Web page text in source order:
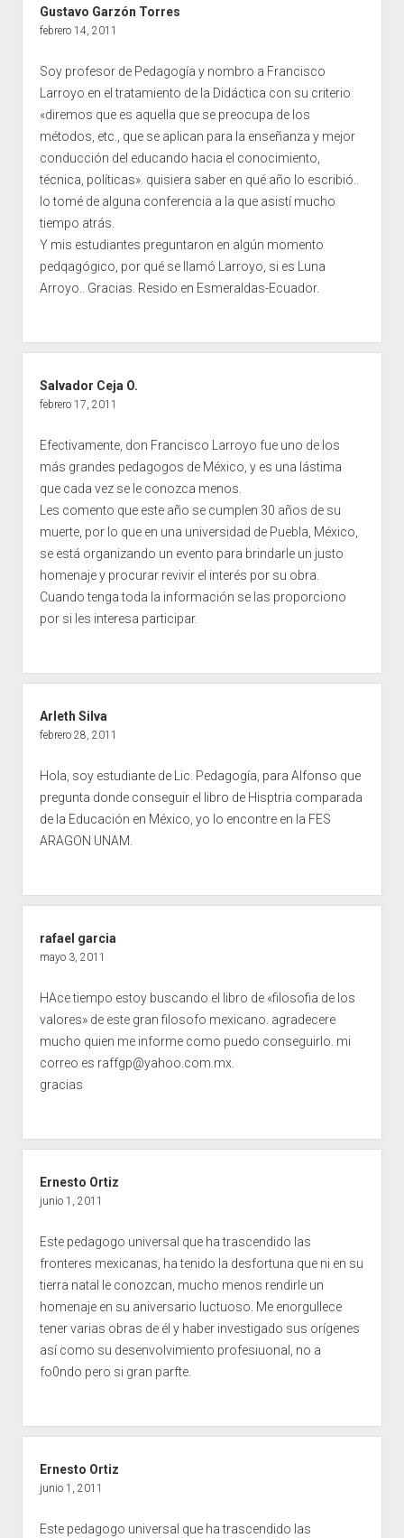
Gustavo Garzón Torres
febrero 14, 2011
Soy profesor de Pedagogía y nombro a Francisco
Larroyo en el tratamiento de la Didáctica con su criterio
«diremos que es aquella que se preocupa de los
métodos, etc., que se aplican para la enseñanza y mejor
conducción del educando hacia el conocimiento,
técnica, políticas». quisiera saber en qué año lo escribió..
lo tomé de alguna conferencia a la que asistí mucho
tiempo atrás.
Y mis estudiantes preguntaron en algún momento
pedqagógico, por qué se llamó Larroyo, si es Luna
Arroyo.. Gracias. Resido en Esmeraldas-Ecuador.
Salvador Ceja O.
febrero 17, 2011
Efectivamente, don Francisco Larroyo fue uno de los
más grandes pedagogos de México, y es una lástima
que cada vez se le conozca menos.
Les comento que este año se cumplen 30 años de su
muerte, por lo que en una universidad de Puebla, México,
se está organizando un evento para brindarle un justo
homenaje y procurar revivir el interés por su obra.
Cuando tenga toda la información se las proporciono
por si les interesa participar.
Arleth Silva
febrero 28, 2011
Hola, soy estudiante de Lic. Pedagogía, para Alfonso que
pregunta donde conseguir el libro de Hisptria comparada
de la Educación en México, yo lo encontre en la FES
ARAGON UNAM.
rafael garcia
mayo 3, 2011
HAce tiempo estoy buscando el libro de «filosofia de los
valores» de este gran filosofo mexicano. agradecere
mucho quien me informe como puedo conseguirlo. mi
correo es raffgp@yahoo.com.mx
gracias
Ernesto Ortiz
junio 1, 2011
Este pedagogo universal que ha trascendido las
fronteres mexicanas, ha tenido la desfortuna que ni en su
tierra natal le conozcan, mucho menos rendirle un
homenaje en su aniversario luctuoso. Me enorgullece
tener varias obras de él y haber investigado sus orígenes
así como su desenvolvimiento profesiuonal, no a
fo0ndo pero si gran parfte.
Ernesto Ortiz
junio 1, 2011
Este pedagogo universal que ha trascendido las